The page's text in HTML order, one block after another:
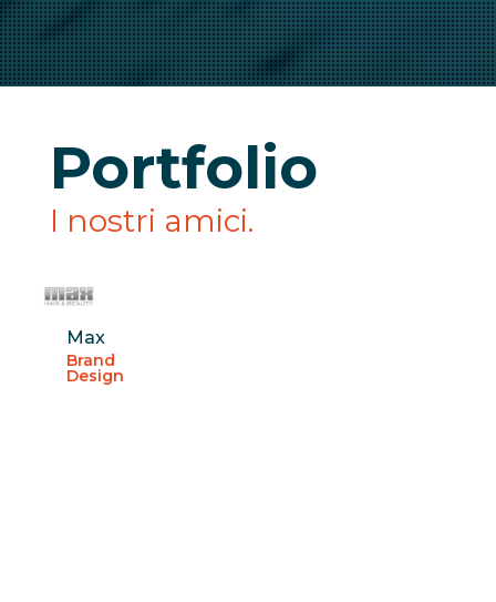
Portfolio
I nostri amici.
Max
Brand
Design